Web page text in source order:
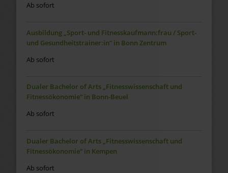
Ab sofort
Ausbildung „Sport- und Fitnesskaufmann:frau / Sport-
und Gesundheitstrainer:in“ in Bonn Zentrum
Ab sofort
Dualer Bachelor of Arts „Fitnesswissenschaft und
Fitnessökonomie“ in Bonn-Beuel
Ab sofort
Dualer Bachelor of Arts „Fitnesswissenschaft und
Fitnessökonomie“ in Kempen
Ab sofort